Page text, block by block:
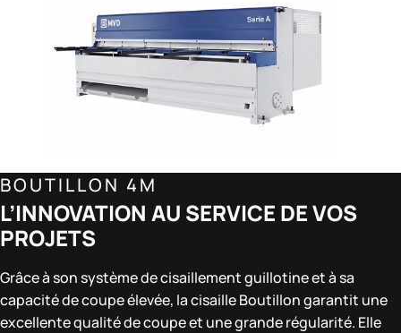
BOUTILLON 4M
L’INNOVATION AU SERVICE DE VOS
PROJETS
Grâce à son système de cisaillement guillotine et à sa
capacité de coupe élevée, la cisaille Boutillon garantit une
excellente qualité de coupe et une grande régularité. Elle